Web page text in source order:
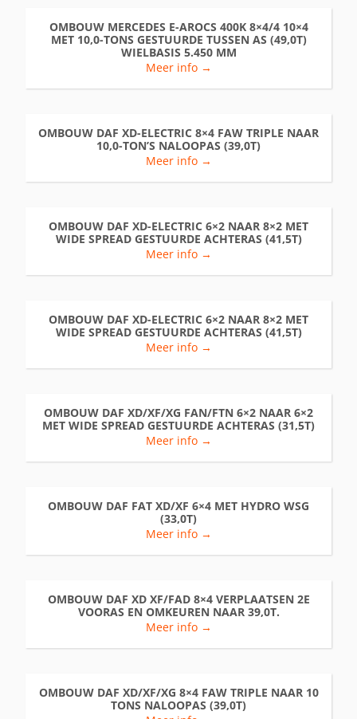
OMBOUW MERCEDES E-AROCS 400K 8×4/4 10×4
MET 10,0-TONS GESTUURDE TUSSEN AS (49,0T)
WIELBASIS 5.450 MM
Meer info →
OMBOUW DAF XD-ELECTRIC 8×4 FAW TRIPLE NAAR
10,0-TON’S NALOOPAS (39,0T)
Meer info →
OMBOUW DAF XD-ELECTRIC 6×2 NAAR 8×2 MET
WIDE SPREAD GESTUURDE ACHTERAS (41,5T)
Meer info →
OMBOUW DAF XD-ELECTRIC 6×2 NAAR 8×2 MET
WIDE SPREAD GESTUURDE ACHTERAS (41,5T)
Meer info →
OMBOUW DAF XD/XF/XG FAN/FTN 6×2 NAAR 6×2
MET WIDE SPREAD GESTUURDE ACHTERAS (31,5T)
Meer info →
OMBOUW DAF FAT XD/XF 6×4 MET HYDRO WSG
(33,0T)
Meer info →
OMBOUW DAF XD XF/FAD 8×4 VERPLAATSEN 2E
VOORAS EN OMKEUREN NAAR 39,0T.
Meer info →
OMBOUW DAF XD/XF/XG 8×4 FAW TRIPLE NAAR 10
TONS NALOOPAS (39,0T)